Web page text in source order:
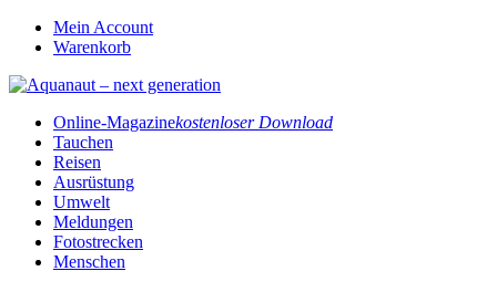
Mein Account
Warenkorb
Online-Magazinekostenloser Download
Tauchen
Reisen
Ausrüstung
Umwelt
Meldungen
Fotostrecken
Menschen